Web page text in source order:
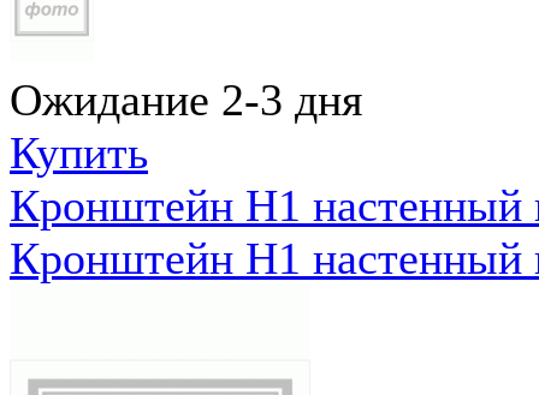
Ожидание 2-3 дня
Купить
Кронштейн Н1
Кронштейн Н1